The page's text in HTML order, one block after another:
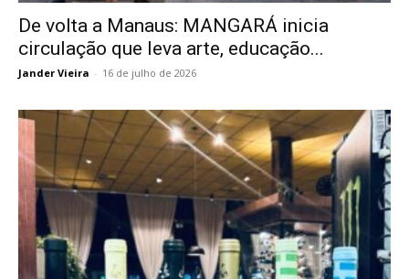
De volta a Manaus: MANGARÁ inicia
circulação que leva arte, educação...
Jander Vieira - 16 de julho de 2026